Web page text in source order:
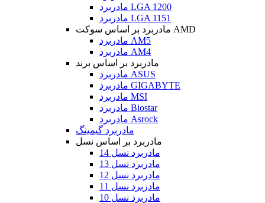
مادربرد LGA 1200
مادربرد LGA 1151
مادربرد بر اساس سوکت AMD
مادربرد AM5
مادربرد AM4
مادربرد بر اساس برند
مادربرد ASUS
مادربرد GIGABYTE
مادربرد MSI
مادربرد Biostar
مادربرد Asrock
مادربرد گیمینگ
مادربرد بر اساس نسل
مادربرد نسل 14
مادربرد نسل 13
مادربرد نسل 12
مادربرد نسل 11
مادربرد نسل 10